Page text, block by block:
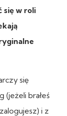
się w roli
się
(jeżeli brałeś
i z